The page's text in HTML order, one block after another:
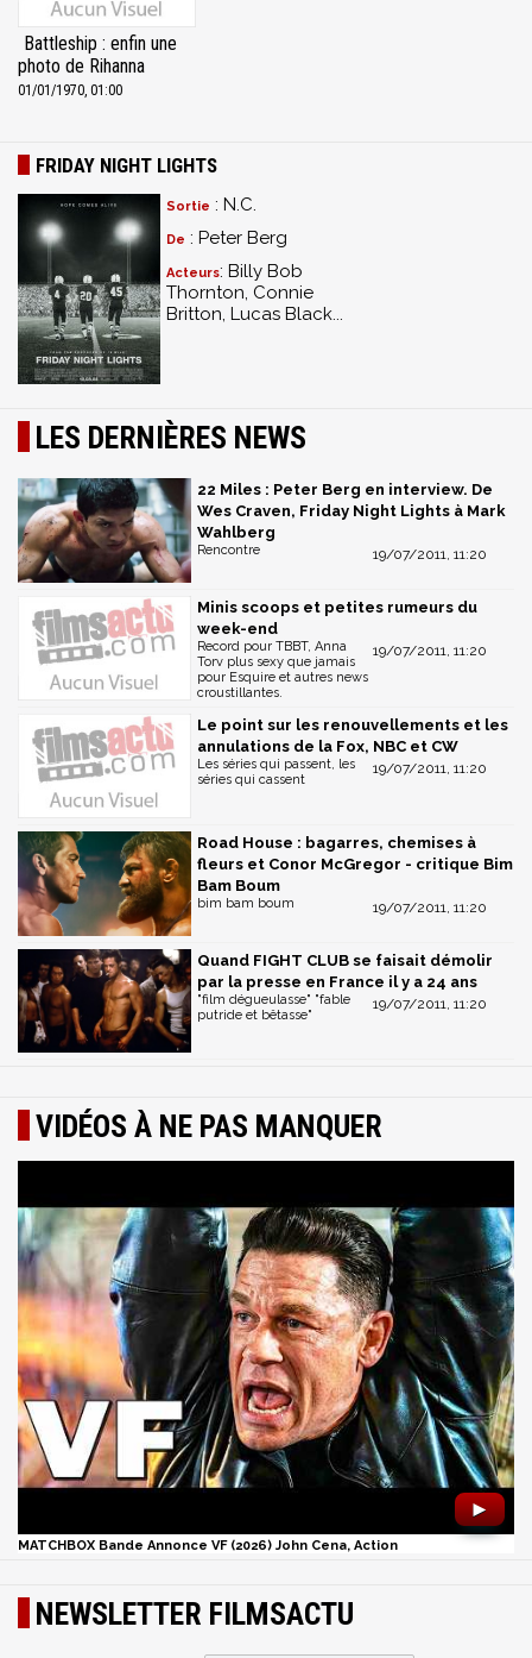
Battleship : enfin une
photo de Rihanna
01/01/1970, 01:00
FRIDAY NIGHT LIGHTS
Sortie : N.C.
De : Peter Berg
Acteurs: Billy Bob
Thornton, Connie
Britton, Lucas Black...
LES DERNIÈRES NEWS
22 Miles : Peter Berg en interview. De
Wes Craven, Friday Night Lights à Mark
Wahlberg
19/07/2011, 11:20
Rencontre
Minis scoops et petites rumeurs du
week-end
19/07/2011, 11:20
Record pour TBBT, Anna
Torv plus sexy que jamais
pour Esquire et autres news
croustillantes.
Le point sur les renouvellements et les
annulations de la Fox, NBC et CW
19/07/2011, 11:20
Les séries qui passent, les
séries qui cassent
Road House : bagarres, chemises à
fleurs et Conor McGregor - critique Bim
Bam Boum
19/07/2011, 11:20
bim bam boum
Quand FIGHT CLUB se faisait démolir
par la presse en France il y a 24 ans
19/07/2011, 11:20
"film dégueulasse" "fable
putride et bêtasse"
VIDÉOS À NE PAS MANQUER
►
MATCHBOX Bande Annonce VF (2026) John Cena, Action
NEWSLETTER FILMSACTU